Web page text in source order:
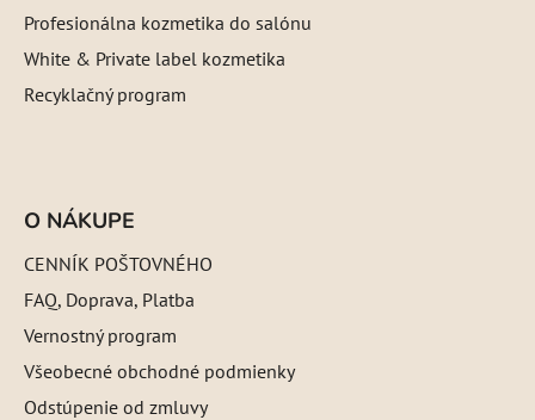
Profesionálna kozmetika do salónu
White & Private label kozmetika
Recyklačný program
O NÁKUPE
CENNÍK POŠTOVNÉHO
FAQ, Doprava, Platba
Vernostný program
Všeobecné obchodné podmienky
Odstúpenie od zmluvy